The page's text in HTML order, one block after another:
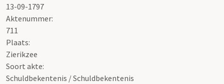
13-09-1797
Aktenummer:
711
Plaats:
Zierikzee
Soort akte:
Schuldbekentenis / Schuldbekentenis